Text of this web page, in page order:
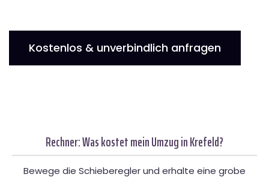
Kostenlos & unverbindlich anfragen
Rechner: Was kostet mein Umzug in Krefeld?
Bewege die Schieberegler und erhalte eine grobe